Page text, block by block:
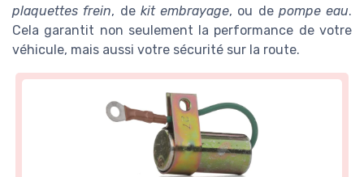
plaquettes frein, de kit embrayage, ou de pompe eau.
Cela garantit non seulement la performance de votre
véhicule, mais aussi votre sécurité sur la route.